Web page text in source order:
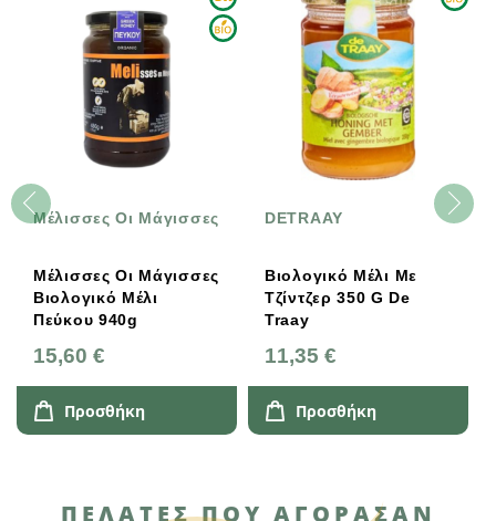
Μέλισσες Οι Μάγισσες
Μέλισσες Οι Μάγισσες
Βιολογικό Μέλι
Πεύκου 940g
15,60 €
Προσθήκη
DETRAAY
Βιολογικό Μέλι Με
Τζίντζερ 350 G De
Traay
11,35 €
Προσθήκη
ΠΕΛΆΤΕΣ ΠΟΥ ΑΓΌΡΑΣΑΝ